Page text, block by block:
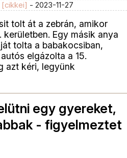
[cikkei] - 2023-11-27
tolt át a zebrán, amikor
Egy másik anya
tolta a babakocsiban,
elgázolta a 15.
azt kéri, legyünk
egy gyereket,
- figyelmeztet